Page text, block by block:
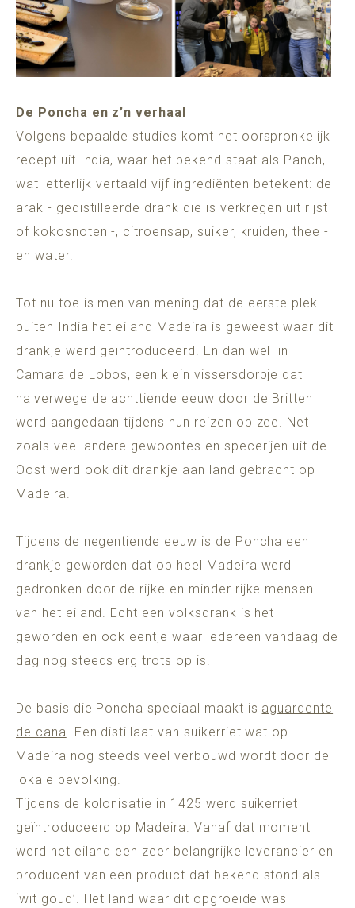
De Poncha en z’n verhaal
Volgens bepaalde studies komt het oorspronkelijk
recept uit India, waar het bekend staat als Panch,
wat letterlijk vertaald vijf ingrediënten betekent: de
arak - gedistilleerde drank die is verkregen uit rijst
of kokosnoten -, citroensap, suiker, kruiden, thee -
en water.
Tot nu toe is men van mening dat de eerste plek
buiten India het eiland Madeira is geweest waar dit
drankje werd geïntroduceerd. En dan wel in
Camara de Lobos, een klein vissersdorpje dat
halverwege de achttiende eeuw door de Britten
werd aangedaan tijdens hun reizen op zee. Net
zoals veel andere gewoontes en specerijen uit de
Oost werd ook dit drankje aan land gebracht op
Madeira.
Tijdens de negentiende eeuw is de Poncha een
drankje geworden dat op heel Madeira werd
gedronken door de rijke en minder rijke mensen
van het eiland. Echt een volksdrank is het
geworden en ook eentje waar iedereen vandaag de
dag nog steeds erg trots op is.
De basis die Poncha speciaal maakt is aguardente
de cana. Een distillaat van suikerriet wat op
Madeira nog steeds veel verbouwd wordt door de
lokale bevolking.
Tijdens de kolonisatie in 1425 werd suikerriet
geïntroduceerd op Madeira. Vanaf dat moment
werd het eiland een zeer belangrijke leverancier en
producent van een product dat bekend stond als
‘wit goud’. Het land waar dit opgroeide was